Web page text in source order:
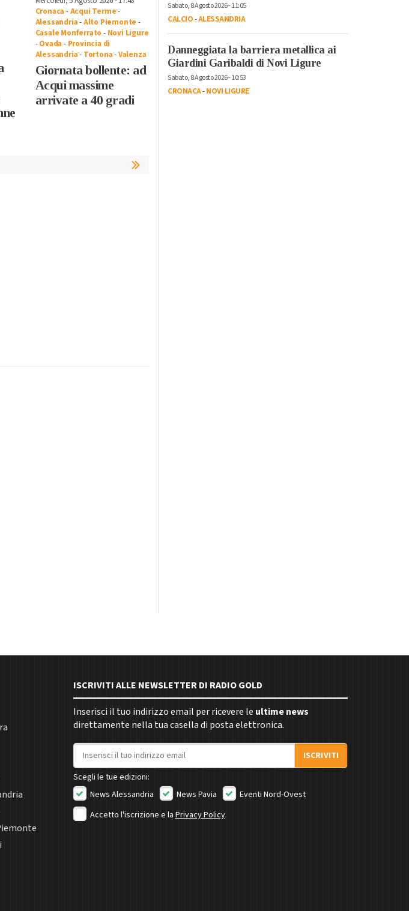
Cronaca -Acqui Terme-
Alessandria-Alto Piemonte -
Casale Monferrato - Novi Ligure
-Ovada - Provincia di
Alessandria- Tortona-Valenza
Giornata bollente: ad
Acqui massime
arrivate a 40 gradi
“Solidarietà ai
lavoratori in
sciopero. Governo
latitante”
Atc: approvato
progetto per
riqualificare 19
Sabato, 8 Agosto 2026 - 11:05
CALCIO-ALESSANDRIA
Danneggiata la barriera metallica ai
Giardini Garibaldi di Novi Ligure
Sabato, 8 Agosto 2026 - 10:53
CRONACA-NOVI LIGURE
ISCRIVITI ALLE NEWSLETTER DI RADIO GOLD
Inserisci il tuo indirizzo email per ricevere le ultime news
direttamente nella tua casella di posta elettronica.
Indirizzo email
ISCRIVITI
Scegli le tue edizioni:
News Alessandria
News Pavia
Eventi Nord-Ovest
Accetto l'iscrizione e laPrivacy Policy